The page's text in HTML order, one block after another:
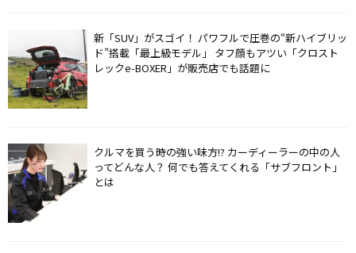
新「SUV」がスゴイ！ パワフルで圧巻の“新ハイブリッ
ド”搭載「最上級モデル」 タフ顔もアツい「クロスト
レックe-BOXER」が販売店でも話題に
クルマを買う時の強い味方!? カーディーラーの中の人
ってどんな人？ 何でも答えてくれる「サブフロント」
とは